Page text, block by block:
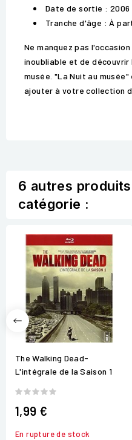
Date de sortie : 2006
Tranche d'âge : À
Ne manquez pas
inoubliable et de
musée. "La Nuit au
ajouter à votre collection
6 autres
catégorie :
The Walking Dead-
L'intégrale de la Saison 1
1,99 €
En rupture de stock